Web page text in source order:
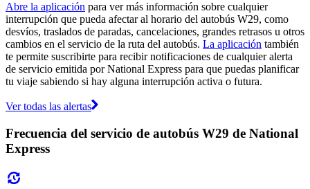
Abre la aplicación para ver más información sobre cualquier
interrupción que pueda afectar al horario del autobús W29, como
desvíos, traslados de paradas, cancelaciones, grandes retrasos u otros
cambios en el servicio de la ruta del autobús. La aplicación también
te permite suscribirte para recibir notificaciones de cualquier alerta
de servicio emitida por National Express para que puedas planificar
tu viaje sabiendo si hay alguna interrupción activa o futura.
Ver todas las alertas
Frecuencia del servicio de autobús W29 de National
Express